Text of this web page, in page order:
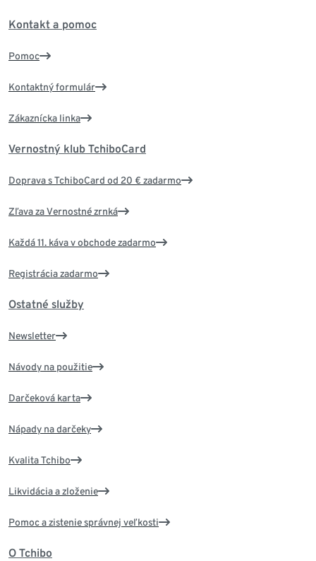
Kontakt a pomoc
Pomoc
Kontaktný formulár
Zákaznícka linka
Vernostný klub TchiboCard
Doprava s TchiboCard od 20 € zadarmo
Zľava za Vernostné zrnká
Každá 11. káva v obchode zadarmo
Registrácia zadarmo
Ostatné služby
Newsletter
Návody na použitie
Darčeková karta
Nápady na darčeky
Kvalita Tchibo
Likvidácia a zloženie
Pomoc a zistenie správnej veľkosti
O Tchibo